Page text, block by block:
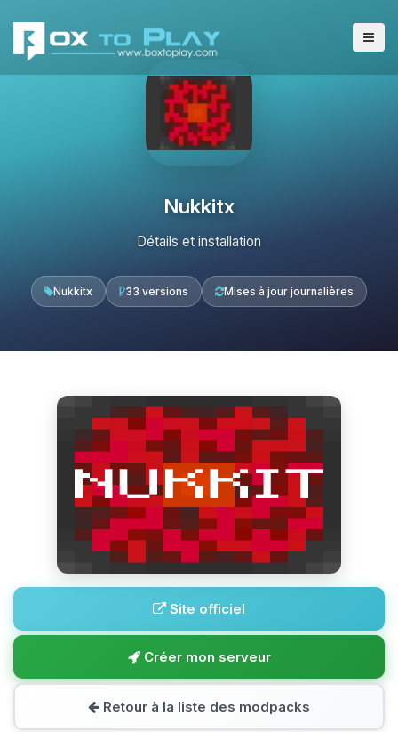
Nukkitx
Détails et installation
Nukkitx 33 versions Mises à jour journalières
Site officiel
Créer mon serveur
Retour à la liste des modpacks